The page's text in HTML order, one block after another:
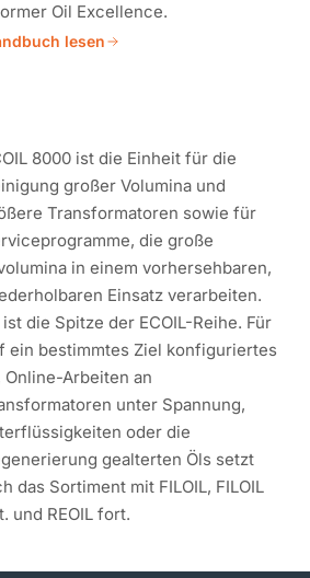
Oil Excellence.
lesen
8000 ist die Einheit für die
großer Volumina und
Transformatoren sowie für
die große
in einem vorhersehbaren,
Einsatz verarbeiten.
ist die Spitze der ECOIL-Reihe. Für
ein bestimmtes Ziel konfiguriertes
Online-Arbeiten an
unter Spannung,
oder die
gealterten Öls setzt
das Sortiment mit FILOIL, FILOIL
und REOIL fort.